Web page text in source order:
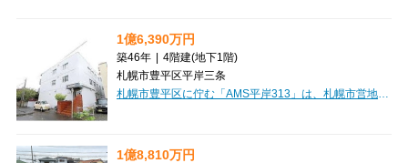
1億6,390万円
築46年 | 4階建(地下1階)
札幌市豊平区平岸三条
1億8,810万円